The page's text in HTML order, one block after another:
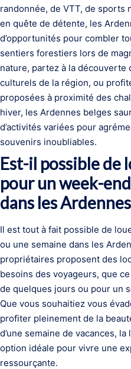
randonnée, de VTT, de sports
en quête de détente, les
d’opportunités pour combler
sentiers forestiers lors de
nature, partez à la
culturels de la région, ou
proposées à proximité des
hiver, les Ardennes belges
d’activités variées pour
souvenirs inoubliables.
Est-il possible de
pour un week-
dans les
Il est tout à fait possible de
ou une semaine dans les
propriétaires proposent des
besoins des voyageurs, que
de quelques jours ou pour un
Que vous souhaitiez vous
profiter pleinement de la
d’une semaine de vacances,
option idéale pour vivre une
ressourçante.